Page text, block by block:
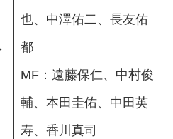
也、中澤佑二、長友佑
都
MF：遠藤保仁、中村俊
輔、本田圭佑、中田英
寿、香川真司